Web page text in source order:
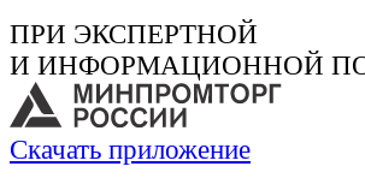
ПРИ ЭКСПЕРТНОЙ
И ИНФОРМАЦИОННОЙ
Скачать приложение